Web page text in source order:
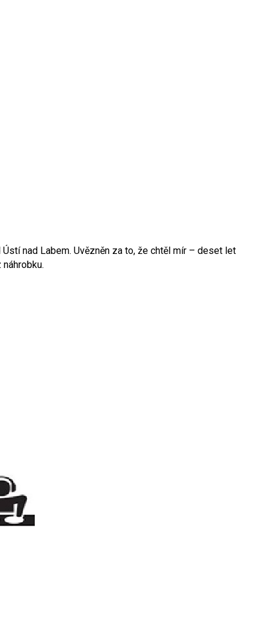
nad Labem. Uvězněn za to, že chtěl mír – deset let